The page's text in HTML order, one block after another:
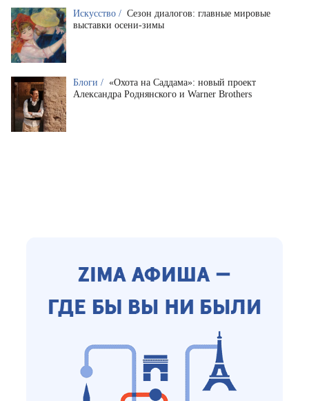
Искусство / Сезон диалогов: главные мировые
выставки осени-зимы
Блоги / «Охота на Саддама»: новый проект
Александра Роднянского и Warner Brothers